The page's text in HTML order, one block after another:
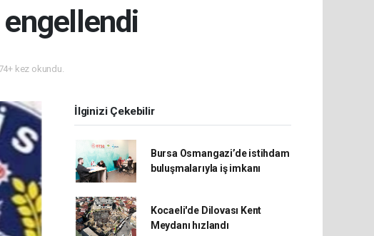
kez okundu.
İlginizi Çekebilir
Bursa Osmangazi’de istihdam
buluşmalarıyla iş imkanı
Kocaeli'de Dilovası Kent
Meydanı hızlandı